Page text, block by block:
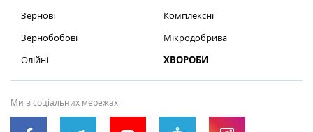
Зернові
Зернобобові
Олійні
Комплексні
Мікродобрива
ХВОРОБИ
Ми в соціальних мережах